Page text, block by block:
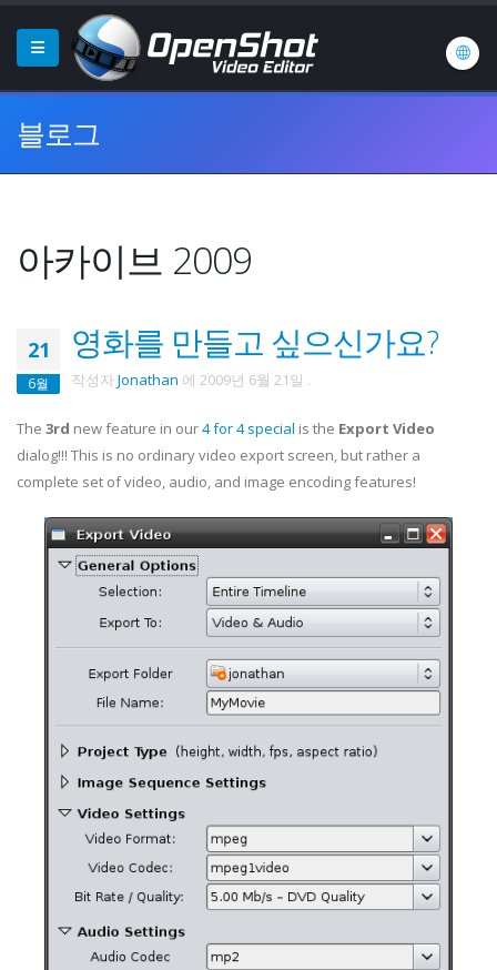
블로그
아카이브 2009
21
6월
영화를 만들고 싶으신가요?
작성자Jonathan 에 2009년 6월 21일 .
The 3rd new feature in our4 for 4 special is the Export Video
dialog!!! This is no ordinary video export screen, but rather a
complete set of video, audio, and image encoding features!